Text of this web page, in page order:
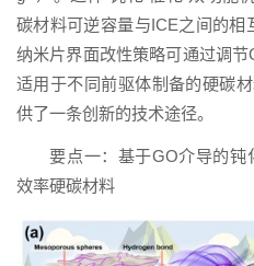
碳材料可逆容量与ICE之间的相
纳米片界面改性策略可通过调节
适用于不同前驱体制备的硬碳
供了一条创新的技术途径。
要点一：基于GO介导的
效率硬碳材料